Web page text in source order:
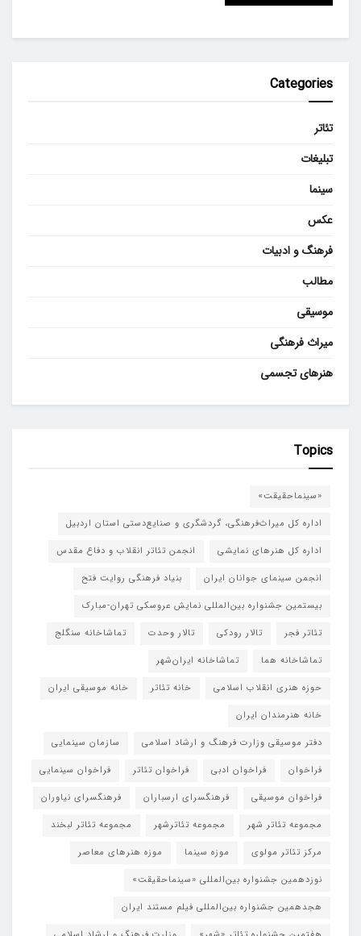
Categories
تئاتر
تبلیغات
سینما
عکس
فرهنگ و ادبیات
مطالب
موسیقی
میراث فرهنگی
هنرهای تجسمی
Topics
«سینماحقیقت»
اداره کل میراث‌فرهنگی، گردشگری و صنایع‌دستی استان اردبیل
اداره کل هنرهای نمایشی
انجمن تئاتر انقلاب و دفاع مقدس
انجمن سینمای جوانان ایران
بنیاد فرهنگی روایت فتح
بیستمین جشنواره بین‌المللی نمایش عروسکی تهران-مبارک
تئاتر فجر
تالار رودکی تالار وحدت
تماشاخانه سنگلج
تماشاخانه هما
تماشاخانه‌ ایران‌شهر
حوزه هنری انقلاب اسلامی
خانه تئاتر
خانه موسیقی ایران
خانه هنرمندان ایران
دفتر موسیقی وزارت فرهنگ و ارشاد اسلامی
سازمان سینمایی
فراخوان
فراخوان ادبی فراخوان تئاتر
فراخوان سینمایی
فراخوان موسیقی
فرهنگسرای ارسباران
فرهنگسرای نیاوران
مجموعه تئاتر شهر
مجموعه تئاترشهر
مجموعه تئاتر لبخند
مرکز تئاتر مولوی
موزه سینما
موزه هنرهای معاصر
نوزدهمین جشنواره بین‌المللی «سینماحقیقت»
هجدهمین جشنواره بین‌المللی فیلم مستند ایران